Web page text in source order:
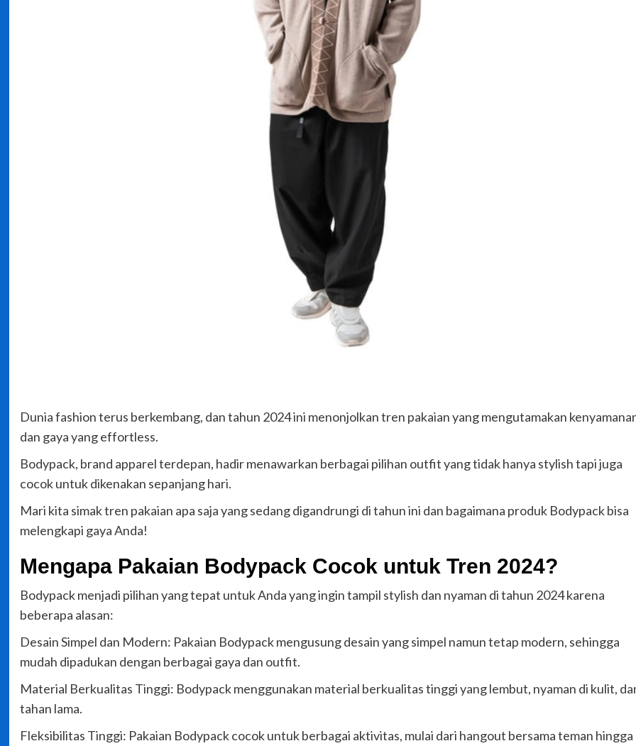
Dunia fashion terus berkembang, dan tahun 2024 ini menonjolkan tren pakaian yang mengutamakan
dan gaya yang effortless.
Bodypack, brand apparel terdepan, hadir menawarkan berbagai pilihan outfit yang tidak hanya stylish tapi juga
cocok untuk dikenakan sepanjang hari.
Mari kita simak tren pakaian apa saja yang sedang digandrungi di tahun ini dan bagaimana produk Bodypack bisa
melengkapi gaya Anda!
Mengapa Pakaian Bodypack Cocok untuk Tren 2024?
Bodypack menjadi pilihan yang tepat untuk Anda yang ingin tampil stylish dan nyaman di tahun 2024 karena
beberapa alasan:
Desain Simpel dan Modern: Pakaian Bodypack mengusung desain yang simpel namun tetap modern, sehingga
mudah dipadukan dengan berbagai gaya dan outfit.
Material Berkualitas Tinggi: Bodypack menggunakan material berkualitas tinggi yang lembut, nyaman di kulit,
tahan lama.
Fleksibilitas Tinggi: Pakaian Bodypack cocok untuk berbagai aktivitas, mulai dari hangout bersama teman hingga